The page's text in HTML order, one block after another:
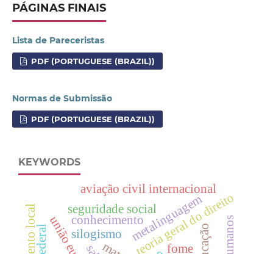
PÁGINAS FINAIS
Lista de Pareceristas
PDF (PORTUGUESE (BRAZIL))
Normas de Submissão
PDF (PORTUGUESE (BRAZIL))
KEYWORDS
teoria geral do direito
silogismo metalinguagem
aviação civil internacional
seguridade social
conhecimento
fome